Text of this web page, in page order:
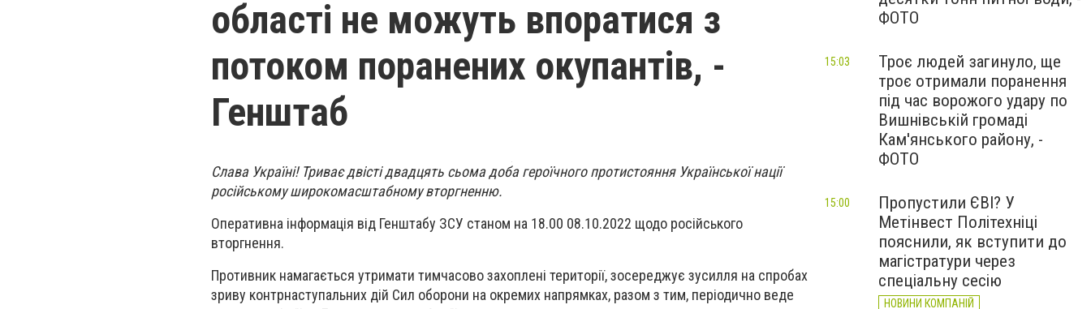
області не можуть впоратися з
потоком поранених окупантів, -
Генштаб
Слава Україні! Триває двісті двадцять сьома доба героїчного протистояння Української нації
російському широкомасштабному вторгненню.
Оперативна інформація від Генштабу ЗСУ станом на 18.00 08.10.2022 щодо російського
вторгнення.
Противник намагається утримати тимчасово захоплені території, зосереджує зусилля на спробах
зриву контрнаступальних дій Сил оборони на окремих напрямках, разом з тим, періодично веде
ФОТО
Троє людей загинуло, ще
троє отримали поранення
під час ворожого удару по
Вишнівській громаді
Кам'янського району, -
ФОТО
15:03
Пропустили ЄВІ? У
Метінвест Політехніці
пояснили, як вступити до
магістратури через
спеціальну сесію
НОВИНИ КОМПАНІЙ
15:00